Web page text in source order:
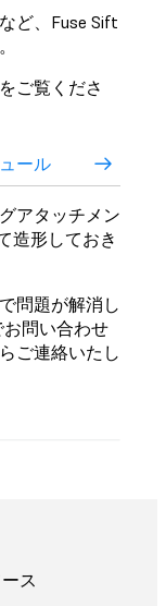
ど、Fuse Sift
ご覧くださ
ール
アタッチメン
造形しておき
問題が解消し
お問い合わせ
ご連絡いたし
ス